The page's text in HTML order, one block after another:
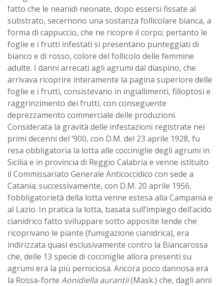
fatto che le neanidi neonate, dopo essersi fissate al
substrato, secernono una sostanza follicolare bianca, a
forma di cappuccio, che ne ricopre il corpo; pertanto le
foglie e i frutti infestati si presentano punteggiati di
bianco e di rosso, colore del follicolo delle femmine
adulte. I danni arrecati agli agrumi dal diaspino, che
arrivava ricoprire interamente la pagina superiore delle
foglie e i frutti, consistevano in ingiallimenti, filloptosi e
raggrinzimento dei frutti, con conseguente
deprezzamento commerciale delle produzioni.
Considerata la gravità delle infestazioni registrate nei
primi decenni del ‘900, con D.M. del 23 aprile 1928, fu
resa obbligatoria la lotta alle cocciniglie degli agrumi in
Sicilia e in provincia di Reggio Calabria e venne istituito
il Commissariato Generale Anticoccidico con sede a
Catania; successivamente, con D.M. 20 aprile 1956,
l’obbligatorietà della lotta venne estesa alla Campania e
al Lazio. In pratica la lotta, basata sull’impiego dell’acido
cianidrico fatto sviluppare sotto apposite tende che
ricoprivano le piante (fumigazione cianidrica), era
indirizzata quasi esclusivamente contro la Biancarossa
che, delle 13 specie di cocciniglie allora presenti su
agrumi era la più perniciosa. Ancora poco dannosa era
la Rossa-forte Aonidiella aurantii(Mask.) che, dagli anni